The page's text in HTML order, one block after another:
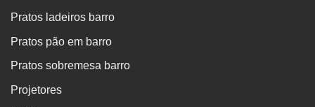
Pratos ladeiros barro
Pratos pão em barro
Pratos sobremesa barro
Projetores